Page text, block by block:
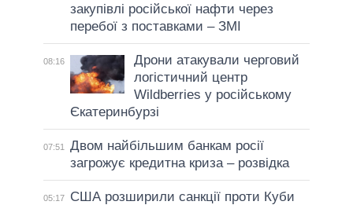
закупівлі російської нафти через
перебої з поставками – ЗМІ
08:16
Дрони атакували черговий
логістичний центр
Wildberries у російському
Єкатеринбурзі
07:51
Двом найбільшим банкам росії
загрожує кредитна криза – розвідка
05:17
США розширили санкції проти Куби